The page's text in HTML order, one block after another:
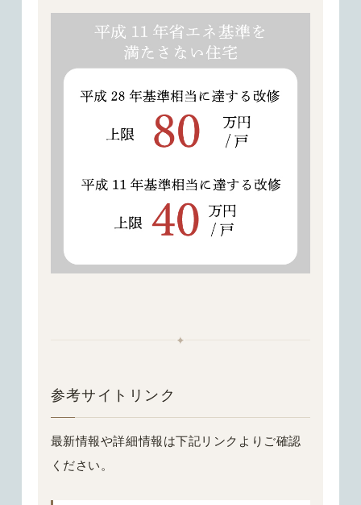
✦
参考サイトリンク
最新情報や詳細情報は下記リンクよりご確認
ください。